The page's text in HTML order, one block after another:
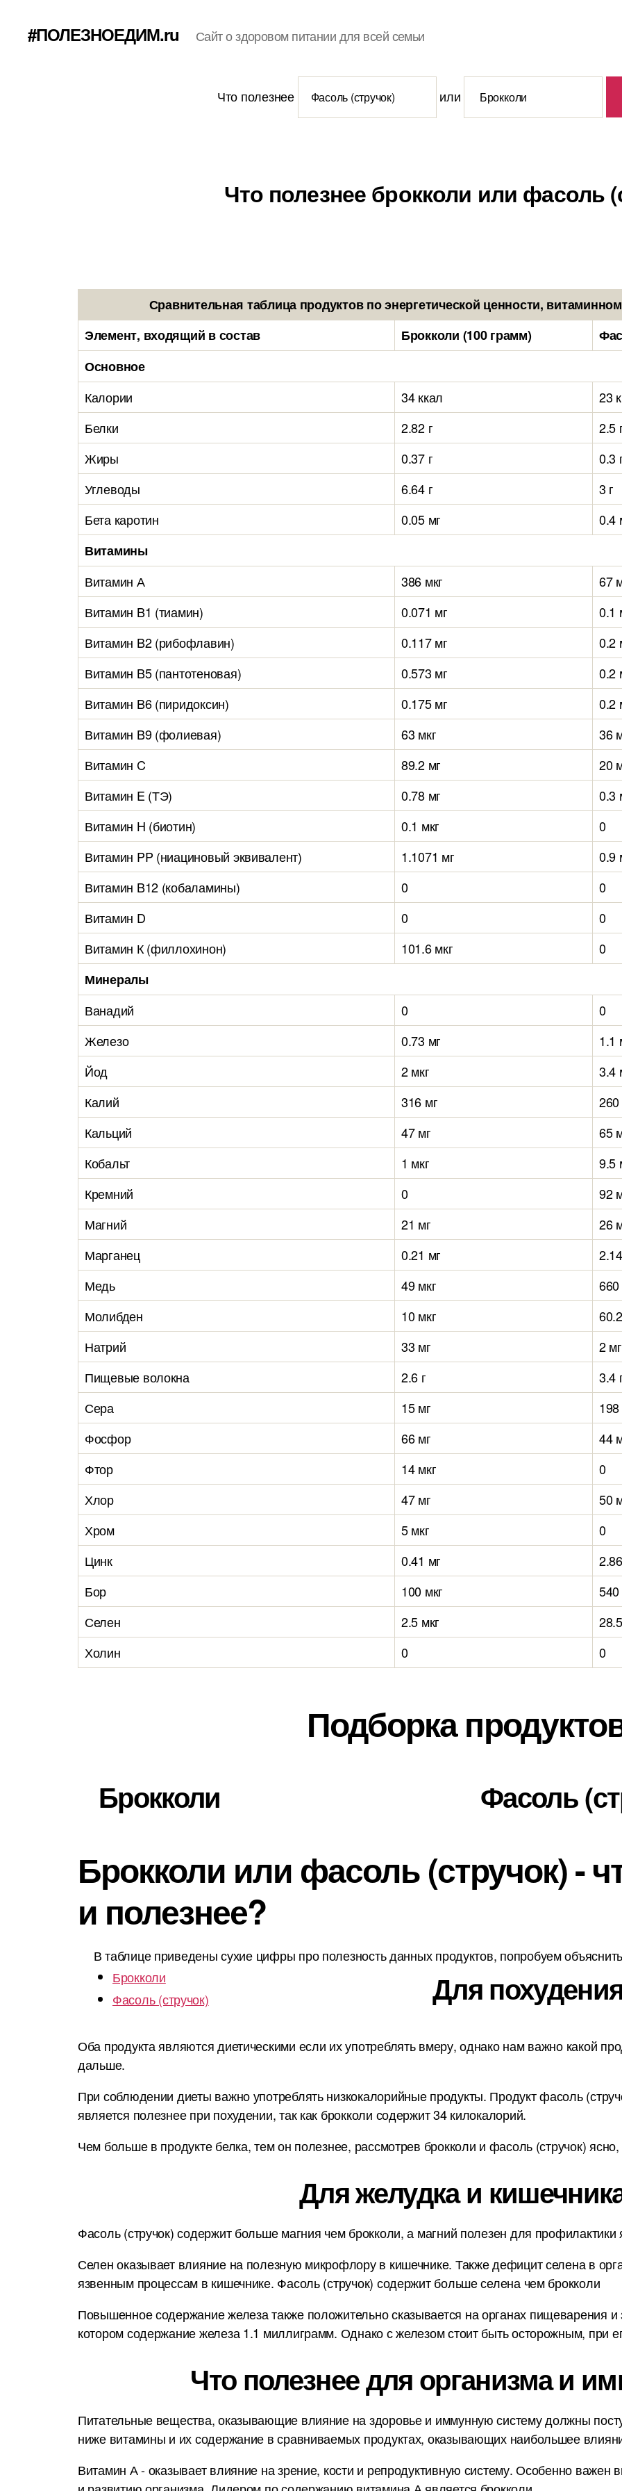
#ПОЛЕЗНОЕДИМ.ru Сайт о здоровом питании для всей семьи
Что полезнее или
Что полезнее брокколи или фасоль
Сравнительная таблица продуктов по энергетической ценности,
Элемент, входящий в состав
Брокколи (100 грамм)
Основное
Калории
34 ккал
23
Белки
2.82 г
2.5
Жиры
0.37 г
0.3
Углеводы
6.64 г
3 г
Бета каротин
0.05 мг
0.4
Витамины
Витамин А
386 мкг
67
Витамин B1 (тиамин)
0.071 мг
0.1
Витамин B2 (рибофлавин)
0.117 мг
0.2
Витамин B5 (пантотеновая)
0.573 мг
0.2
Витамин B6 (пиридоксин)
0.175 мг
0.2
Витамин B9 (фолиевая)
63 мкг
36
Витамин C
89.2 мг
20
Витамин E (ТЭ)
0.78 мг
0.3
Витамин H (биотин)
0.1 мкг
0
Витамин PP (ниациновый эквивалент)
1.1071 мг
0.9
Витамин B12 (кобаламины)
0
0
Витамин D
0
0
Витамин К (филлохинон)
101.6 мкг
0
Минералы
Ванадий
0
0
Железо
0.73 мг
1.1
Йод
2 мкг
3.4
Калий
316 мг
Кальций
47 мг
65
Кобальт
1 мкг
9.5
Кремний
0
92
Магний
21 мг
26
Марганец
0.21 мг
Медь
49 мкг
660
Молибден
10 мкг
Натрий
33 мг
2 мг
Пищевые волокна
2.6 г
3.4
Сера
15 мг
Фосфор
66 мг
44
Фтор
14 мкг
0
Хлор
47 мг
50
Хром
5 мкг
0
Цинк
0.41 мг
Бор
100 мкг
540
Селен
2.5 мкг
Холин
0 0
Подборка
Брокколи Фасоль
Брокколи или фасоль (стручок) -
и полезнее?
В таблице приведены сухие цифры про полезность данных продуктов, попробуем
Брокколи
Фасоль (стручок)
Для
Оба продукта являются диетическими если их употреблять вмеру, однако нам важно какой
дальше.
При соблюдении диеты важно употреблять низкокалорийные продукты. Продукт фасоль
является полезнее при похудении, так как брокколи содержит 34 килокалорий.
Чем больше в продукте белка, тем он полезнее, рассмотрев брокколи и фасоль (стручок)
Для желудка и
Фасоль (стручок) содержит больше магния чем брокколи, а магний полезен для профилактики
Селен оказывает влияние на полезную микрофлору в кишечнике. Также дефицит селена в
язвенным процессам в кишечнике. Фасоль (стручок) содержит больше селена чем брокколи
Повышенное содержание железа также положительно сказывается на органах пищеварения и
котором содержание железа 1.1 миллиграмм. Однако с железом стоит быть осторожным, при
Что полезнее для организма и
Питательные вещества, оказывающие влияние на здоровье и иммунную систему должны
ниже витамины и их содержание в сравниваемых продуктах, оказывающих наибольшее
Витамин А - оказывает влияние на зрение, кости и репродуктивную систему. Особенно важен